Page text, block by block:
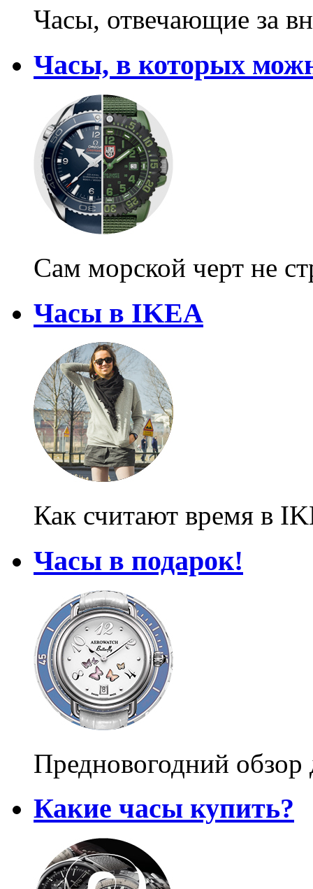
Часы, отвечающие за
Часы, в которых
Сам морской черт не
Часы в IKEA
Как считают время в
Часы в подарок!
Предновогодний
Какие часы купить?